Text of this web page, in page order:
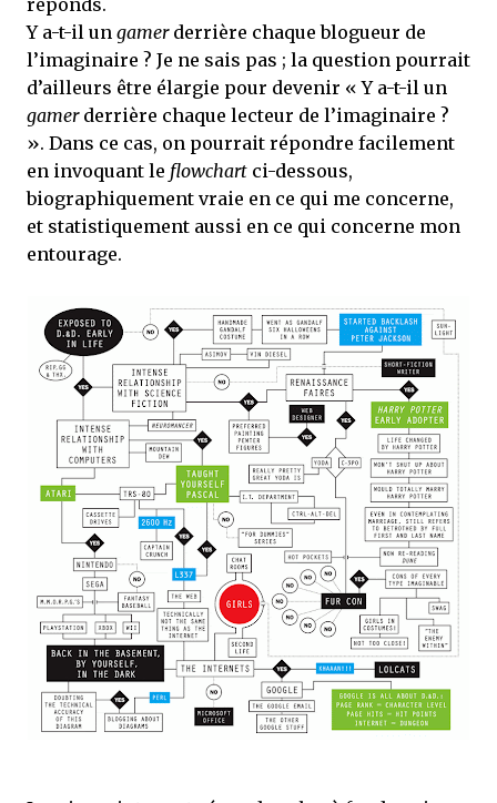
que Thomas connaissait et appréciait Olivier. Marlowe découvre une ville qu’il
ne connaissait pas, habitée par la méfiance, la peur et le rigorisme de la Ligue,
une ville pleine de mystères et de vieilles rancœurs. La Dame d...
réponds.
Y a-t-il un gamerderrière chaque blogueur de
l’imaginaire ? Je ne sais pas ; la question pourrait
d’ailleurs être élargie pour devenir « Y a-t-il un
gamerderrière chaque lecteur de l’imaginaire ?
». Dans ce cas, on pourrait répondre facilement
en invoquant le flowchart ci-dessous,
biographiquement vraie en ce qui me concerne,
et statistiquement aussi en ce qui concerne mon
entourage.